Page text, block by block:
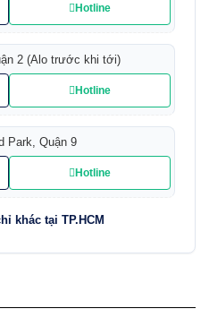
Hotline
2 (Alo trước khi tới)
Hotline
Park, Quận 9
Hotline
khác tại TP.HCM